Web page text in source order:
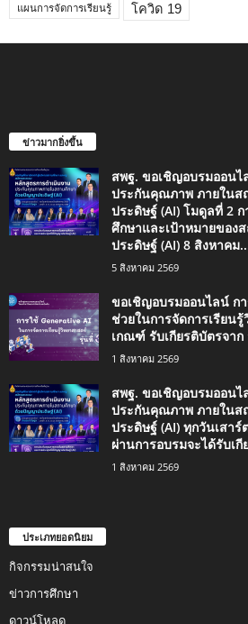
แผนการจัดการเรียนรู้ โควิด 19
ข่าวมากยิ่งขึ้น
สพฐ. ขอเชิญอบรมออน
ประกันคุณภาพ ภายใน
ประดิษฐ์ (AI) โมดูลที่ 2
ศึกษาและเป้าหมายขอ
ประดิษฐ์ (AI) 8 สิงหาคม
5 สิงหาคม 2569
ขอเชิญอบรมออนไลน์ ก
ช่วยในการจัดการเรียน
เกณฑ์ รับเกียรติบัตรจา
1 สิงหาคม 2569
สพฐ. ขอเชิญอบรมออน
ประกันคุณภาพ ภายใน
ประดิษฐ์ (AI) ทุกวันเสา
ผ่านการอบรมจะได้รับเ
1 สิงหาคม 2569
ประเภทยอดนิยม
กิจกรรมน่าสนใจ
ข่าวการศึกษา
ดาวน์โหลด